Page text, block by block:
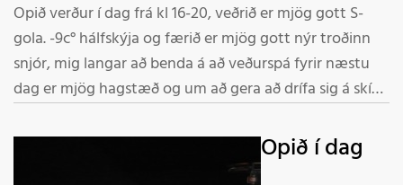
Opið verður í dag frá kl 16-20, veðrið er mjög gott S-
gola. -9c° hálfskýja og færið er mjög gott nýr troðinn
snjór, mig langar að benda á að veðurspá fyrir næstu
dag er mjög hagstæð og um að gera að drífa sig á skíði,
þrjár lyftur opnar og gönguspor við Hól Starfsmenn
Opið í dag